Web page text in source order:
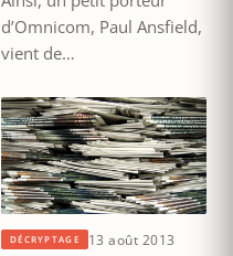
d’Omnicom, Paul Ansfield,
vient de…
DÉCRYPTAGE 13 août 2013